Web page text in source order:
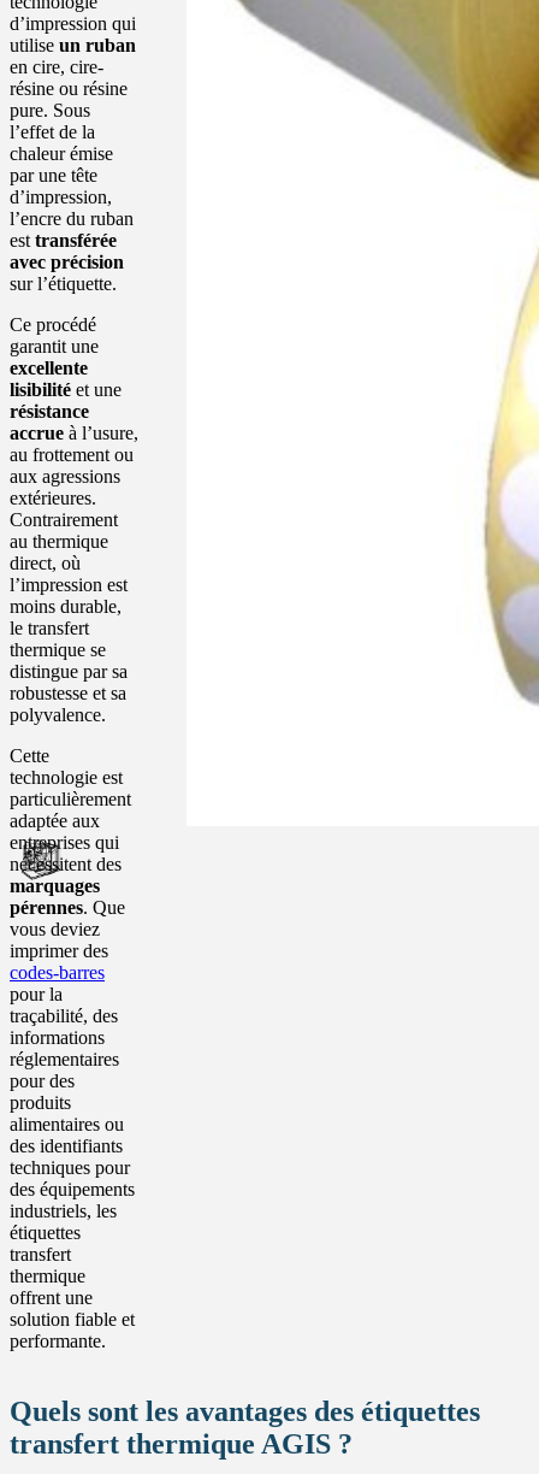
d’impression qui
utilise un ruban
en cire, cire-
résine ou résine
pure. Sous
l’effet de la
chaleur émise
par une tête
d’impression,
l’encre du ruban
esttransférée
avec précision
sur l’étiquette.
Ce procédé
garantit une
excellente
lisibilité et une
résistance
accrue à l’usure,
au frottement ou
aux agressions
extérieures.
Contrairement
au thermique
direct, où
l’impression est
moins durable,
le transfert
thermique se
distingue par sa
robustesse et sa
polyvalence.
Cette
technologie est
particulièrement
adaptée aux
entreprises qui
nécessitent des
marquages
pérennes. Que
vous deviez
imprimer des
codes-barres
pour la
traçabilité, des
informations
réglementaires
pour des
produits
alimentaires ou
des identifiants
techniques pour
des équipements
industriels, les
étiquettes
transfert
thermique
offrent une
solution fiable et
performante.
Quels sont les avantages des étiquettes
transfert thermique AGIS ?